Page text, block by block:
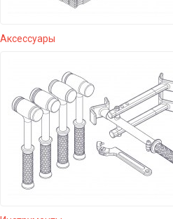
Аксессуары